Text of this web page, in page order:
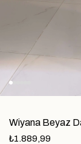
Wiyana Beyaz
₺1.889,99